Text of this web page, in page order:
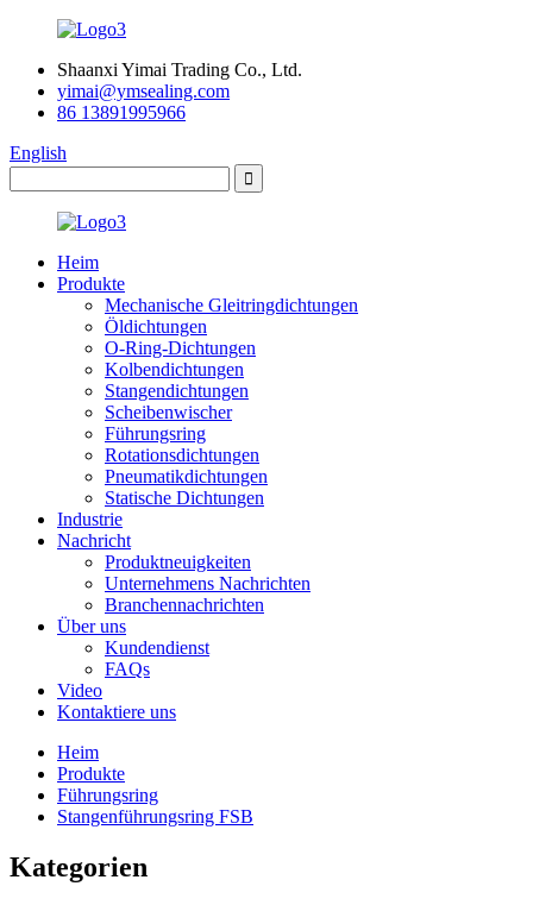
Shaanxi Yimai Trading Co., Ltd.
yimai@ymsealing.com
86 13891995966
English
Heim
Produkte
Mechanische Gleitringdichtungen
Öldichtungen
O-Ring-Dichtungen
Kolbendichtungen
Stangendichtungen
Scheibenwischer
Führungsring
Rotationsdichtungen
Pneumatikdichtungen
Statische Dichtungen
Industrie
Nachricht
Produktneuigkeiten
Unternehmens Nachrichten
Branchennachrichten
Über uns
Kundendienst
FAQs
Video
Kontaktiere uns
Heim
Produkte
Führungsring
Stangenführungsring FSB
Kategorien